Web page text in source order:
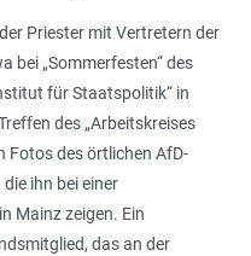
Priester mit Vertretern der
bei „Sommerfesten“ des
für Staatspolitik“ in
des „Arbeitskreises
Fotos des örtlichen AfD-
ihn bei einer
Mainz zeigen. Ein
das an der